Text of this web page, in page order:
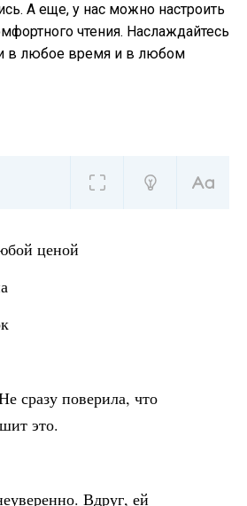
А еще, у нас можно настроить
чтения. Наслаждайтесь
в любое время и в любом
ценой
сразу поверила, что
это.
Вдруг, ей